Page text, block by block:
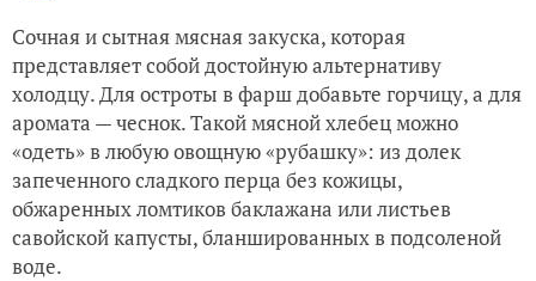
Сочная и сытная мясная закуска, которая
представляет собой достойную альтернативу
холодцу. Для остроты в фарш добавьте горчицу, а для
аромата — чеснок. Такой мясной хлебец можно
«одеть» в любую овощную «рубашку»: из долек
запеченного сладкого перца без кожицы,
обжаренных ломтиков баклажана или листьев
савойской капусты, бланшированных в подсоленой
воде.